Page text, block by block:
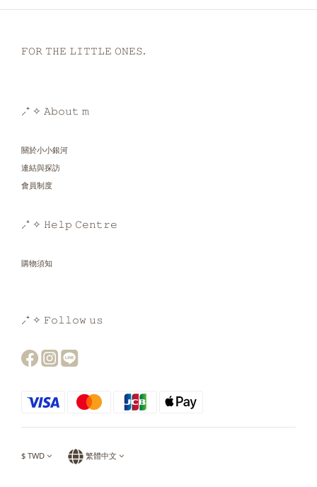
𝙵𝙾𝚁 𝚃𝙷𝙴 𝙻𝙸𝚃𝚃𝙻𝙴 𝙾𝙽𝙴𝚂.
⸝⁺ ✧ 𝙰𝚋𝚘𝚞𝚝 𝚖
關於小小銀河
連結與探訪
會員制度
⸝⁺ ✧ 𝙷𝚎𝚕𝚙 𝙲𝚎𝚗𝚝𝚛𝚎
購物須知
⸝⁺ ✧ 𝙵𝚘𝚕𝚕𝚘𝚠 𝚞𝚜
$ TWD 繁體中文